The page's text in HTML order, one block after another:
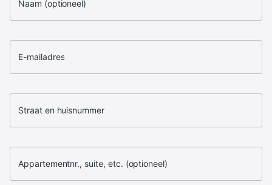
Naam (optioneel)
E-mailadres
Straat en huisnummer
Appartementnr., suite, etc. (optioneel)